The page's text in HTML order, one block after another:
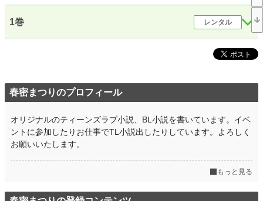
※この作品は架空のものであり、実在の人物、団体、場所、法律及び名称とは関
係がありません
小説 228,887 位 / 228,887 件
お気に入り 162
24h.ポイント 0 pt
文字数(レンタル含む) 139,212
更新日時 2025.09.10 12:34
1巻 レンタル
春密まつりのプロフィール
オリジナルのティーンズラブ小説、BL小説を書いています。イベ
ントに参加したりお仕事でTL小説出したりしています。よろしく
お願いいたします。
もっと見る